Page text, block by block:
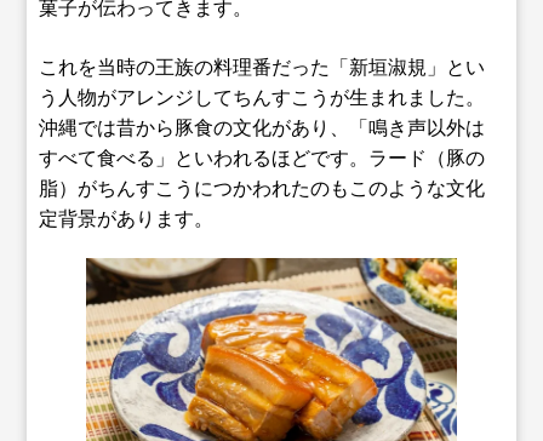
菓子が伝わってきます。
これを当時の王族の料理番だった「新垣淑規」とい
う人物がアレンジしてちんすこうが生まれました。
沖縄では昔から豚食の文化があり、「鳴き声以外は
すべて食べる」といわれるほどです。ラード（豚の
脂）がちんすこうにつかわれたのもこのような文化
定背景があります。